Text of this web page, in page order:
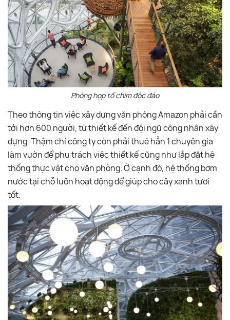
Phòng họp tổ chim độc đáo
Theo thông tin việc xây dựng văn phòng Amazon phải cần
tới hơn 600 người, từ thiết kế đến đội ngũ công nhân xây
dựng. Thậm chí công ty còn phải thuê hẳn 1 chuyên gia
làm vườn để phụ trách việc thiết kế cũng như lắp đặt hệ
thống thực vật cho văn phòng. Ở cạnh đó, hệ thống bơm
nước tại chỗ luôn hoạt động để giúp cho cây xanh tươi
tốt.